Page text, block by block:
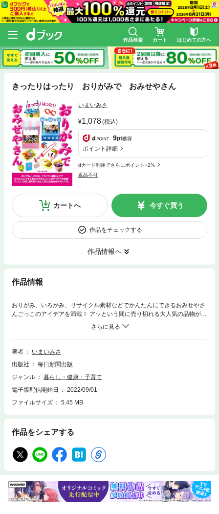
作品検索 カート はじめての方へ
きったりはったり おりがみで おみせやさん
いまいみさ
1,078(税込)
9pt獲得
ポイント詳細
dカード利用でさらにポイント+2%
返品不可
カートへ 今すぐ買う
作品をチェックする
作品情報へ
作品情報
おりがみ、いろがみ、リサイクル素材などでかんたんにできるおみせやさ
んごっこのアイデアを満載！ アッという間に売り切れる大人気の品物が勢
ぞろいです。 子どもたちの行列ができるほどのお店やさんがズラリ。 カ
ラー写真を見ながらつくれる楽しい工作の本。
著者
いまいみさ
出版社
毎日新聞出版
ジャンル
暮らし・健康・子育て
電子版配信開始日
2022/09/01
ファイルサイズ
5.45 MB
作品をシェアする